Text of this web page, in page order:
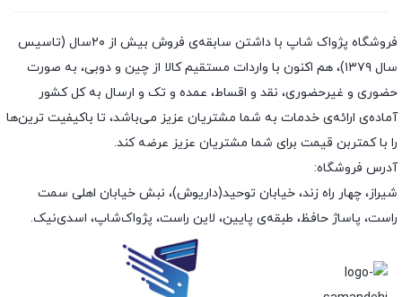
فروشگاه پژواک شاپ با داشتن سابقه‌ی فروش بیش از ۲۰سال (تاسیس
سال ۱۳۷۹)، هم اکنون با واردات مستقیم کالا از چین و دوبی، به صورت
حضوری و غیرحضوری، نقد و اقساط، عمده و تک و ارسال به کل کشور
آماده‌ی ارائه‌ی خدمات به شما مشتریان عزیز می‌باشد، تا باکیفیت ترین‌ها
را با کمتربن قیمت برای شما مشتریان عزیز عرضه کند.
آدرس فروشگاه:
شیراز، چهار راه زند، خیابان توحید(داریوش)، نبش خیابان اهلی سمت
راست، پاساژ حافظ، طبقه‌ی پایین، لاین راست، پژواک‌شاپ، اسدی‌نیک.